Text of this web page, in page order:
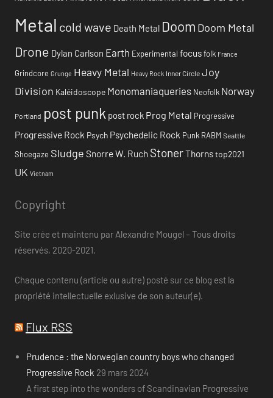
Metal cold wave Death Metal Doom Doom Metal
Drone Dylan Carlson Earth Experimental focusfolk France
Grindcore Grunge Heavy Metal Heavy Rock Inner Circle Joy
Division Kaléidoscope Monomaniaqueries Neofolk Norway
Portland post punk post rock Prog Metal Progressive
Progressive Rock Psych Psychedelic Rock Punk RABM Seattle
Shoegaze Sludge Snorre W. Ruch StonerThornstop2021
UK Vietnam
Copyright
Site crée et maintenu par Alexandre Mougel – Tous droits
réservés, 2020-2021.
Chaque contenu (article ou autre) posté sur ce blog est la
propriété intellectuelle exlusive de son auteur(e).
Flux RSS
Prudence : the Norwegian country boys who changed
Progressive Rock 29 mars 2024
A first step into the wonders of Scandinavian Progressive